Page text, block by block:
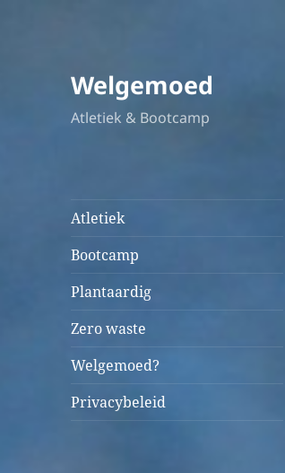
Welgemoed
Atletiek & Bootcamp
Atletiek
Bootcamp
Plantaardig
Zero waste
Welgemoed?
Privacybeleid